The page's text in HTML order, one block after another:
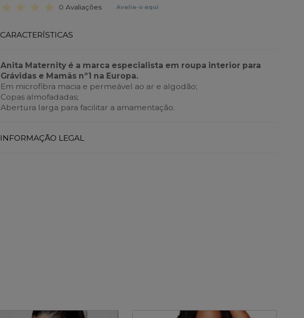
0 Avaliações Avalia-o aqui
CARACTERÍSTICAS
Anita Maternity é a marca especialista em roupa interior para
Grávidas e Mamãs nº1 na Europa.
Em microfibra macia e permeável ao ar e algodão;
Copas almofadadas;
Abertura larga para facilitar a amamentação.
INFORMAÇÃO LEGAL